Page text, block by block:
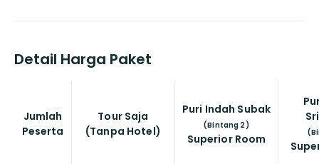
Detail Harga Paket
Jumlah
Peserta
Tour Saja
(Tanpa Hotel)
Puri Indah Subak
(Bintang 2)
Superior Room